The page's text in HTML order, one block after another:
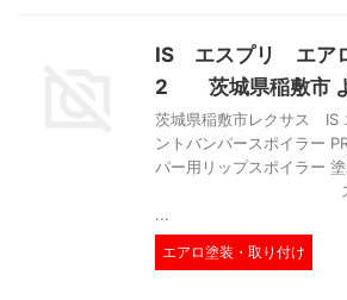
IS エスプリ エア
2 茨城県稲敷市
茨城県稲敷市レクサス IS
ントバンパースポイラー
パー用リップスポイラー
スポーツセ
...
エアロ塗装・取り付け